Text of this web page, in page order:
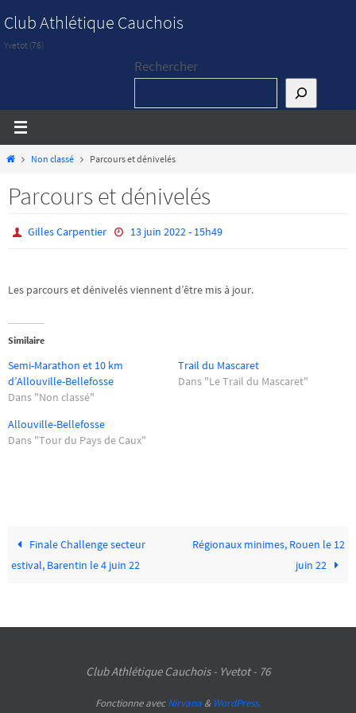
vers
le
Club Athlétique Cauchois
Yvetot (76)
Rechercher
HomeNon classé Parcours et dénivelés
Parcours et dénivelés
Gilles Carpentier 13 juin 2022 - 15h49
Les parcours et dénivelés viennent d’être mis à jour.
Similaire
Semi-Marathon et 10 km
d’Allouville-Bellefosse
Dans "Non classé"
Trail du Mascaret
Dans "Le Trail du Mascaret"
Allouville-Bellefosse
Dans "Tour du Pays de Caux"
Finale Challenge secteur
estival, Barentin le 4 juin 22
Régionaux minimes, Rouen le 12
juin 22
Club Athlétique Cauchois - Yvetot - 76
Fonctionne avecNirvana & WordPress.